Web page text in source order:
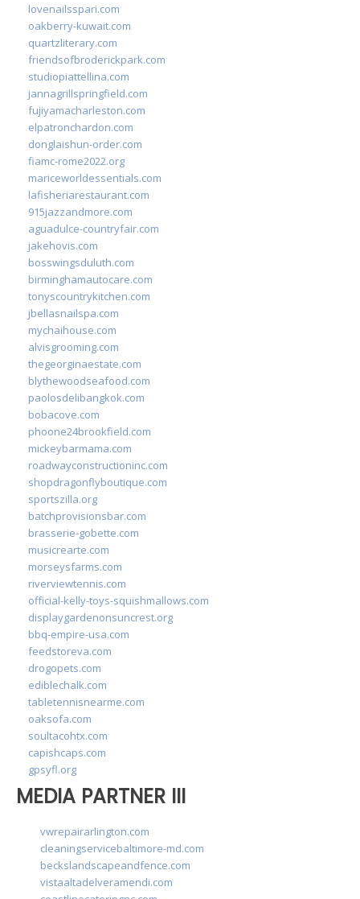
lovenailsspari.com
oakberry-kuwait.com
quartzliterary.com
friendsofbroderickpark.com
studiopiattellina.com
jannagrillspringfield.com
fujiyamacharleston.com
elpatronchardon.com
donglaishun-order.com
fiamc-rome2022.org
mariceworldessentials.com
lafisheriarestaurant.com
915jazzandmore.com
aguadulce-countryfair.com
jakehovis.com
bosswingsduluth.com
birminghamautocare.com
tonyscountrykitchen.com
jbellasnailspa.com
mychaihouse.com
alvisgrooming.com
thegeorginaestate.com
blythewoodseafood.com
paolosdelibangkok.com
bobacove.com
phoone24brookfield.com
mickeybarmama.com
roadwayconstructioninc.com
shopdragonflyboutique.com
sportszilla.org
batchprovisionsbar.com
brasserie-gobette.com
musicrearte.com
morseysfarms.com
riverviewtennis.com
official-kelly-toys-squishmallows.com
displaygardenonsuncrest.org
bbq-empire-usa.com
feedstoreva.com
drogopets.com
ediblechalk.com
tabletennisnearme.com
oaksofa.com
soultacohtx.com
capishcaps.com
gpsyfl.org
MEDIA PARTNER III
vwrepairarlington.com
cleaningservicebaltimore-md.com
beckslandscapeandfence.com
vistaaltadelveramendi.com